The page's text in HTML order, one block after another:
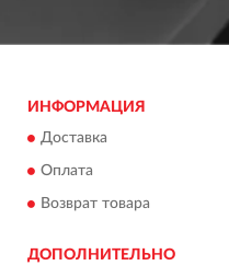
ИНФОРМАЦИЯ
Доставка
Оплата
Возврат товара
ДОПОЛНИТЕЛЬНО